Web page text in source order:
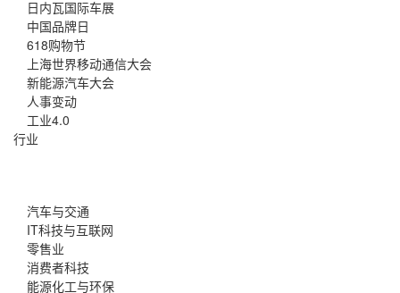
日内瓦国际车展
中国品牌日
618购物节
上海世界移动通信大会
新能源汽车大会
人事变动
工业4.0
行业
汽车与交通
IT科技与互联网
零售业
消费者科技
能源化工与环保